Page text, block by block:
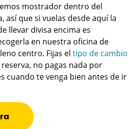
mostrador dentro del
así que si vuelas desde aquí la
llevar divisa encima es
en nuestra oficina de
centro. Fijas el tipo de cambio
no pagas nada por
cuando te venga bien antes de ir